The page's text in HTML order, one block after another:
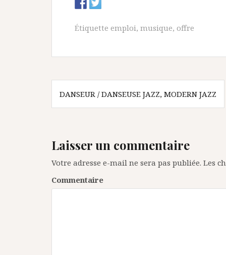
Étiquette emploi, musique, offre
N
a
i
g
a
DANSEUR / DANSEUSE JAZZ, MODERN JAZZ
Laisser un commentaire
Votre adresse e-mail ne sera pas publiée. Les
Commentaire